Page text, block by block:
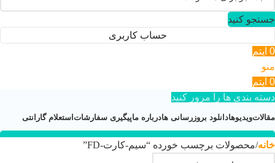
جستجو کنید
حساب کاربری
0 آیتم
منو
0 آیتم
دسته بندی ها را مرور کنید
مقالاتویدیوهادانلود بروزرسانی هادرباره ماپیگیری سفارشات استعلام گارانتی
۰۲۱-۴۴۹۵۲۱۱۳خانه محصولات برچسب خورده “سیم-کارت-FD”